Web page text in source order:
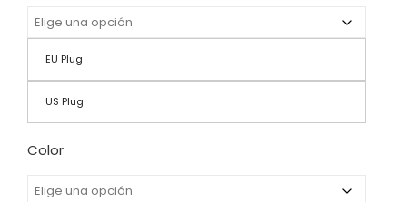
EU Plug
US Plug
Color